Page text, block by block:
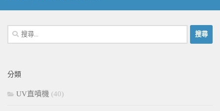
搜
尋
字:
分類
UV直噴機 (40)